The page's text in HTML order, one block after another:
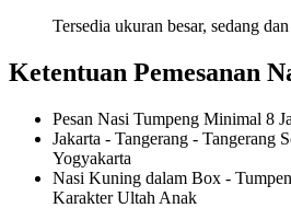
Tersedia ukuran besar, sedang
Ketentuan Pemesanan
Pesan Nasi Tumpeng Minimal 8
Jakarta - Tangerang - Tangerang
Yogyakarta
Nasi Kuning dalam Box -
Karakter Ultah Anak